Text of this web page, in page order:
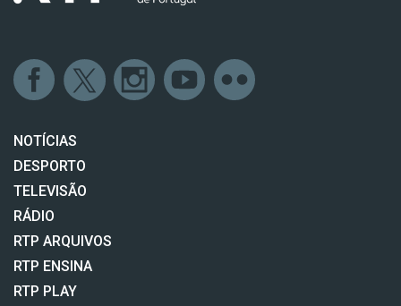
NOTÍCIAS
DESPORTO
TELEVISÃO
RÁDIO
RTP ARQUIVOS
RTP ENSINA
RTP PLAY